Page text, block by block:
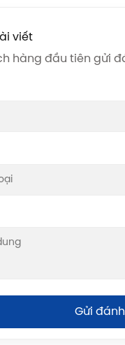
viết
hàng đầu tiên gửi
Gửi